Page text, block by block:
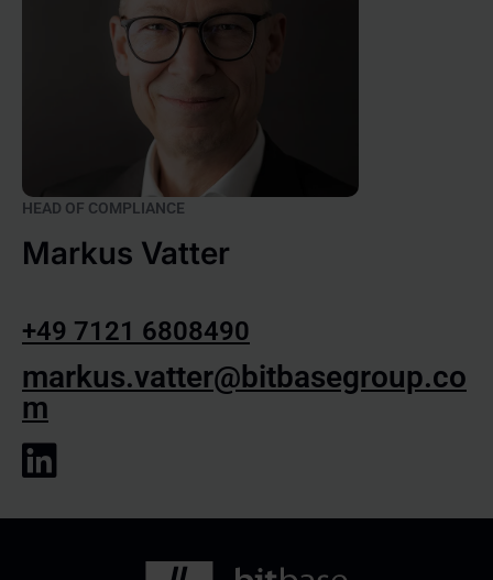
HEAD OF COMPLIANCE
Markus Vatter
+49 7121 6808490
markus.vatter@bitbasegroup.co
m